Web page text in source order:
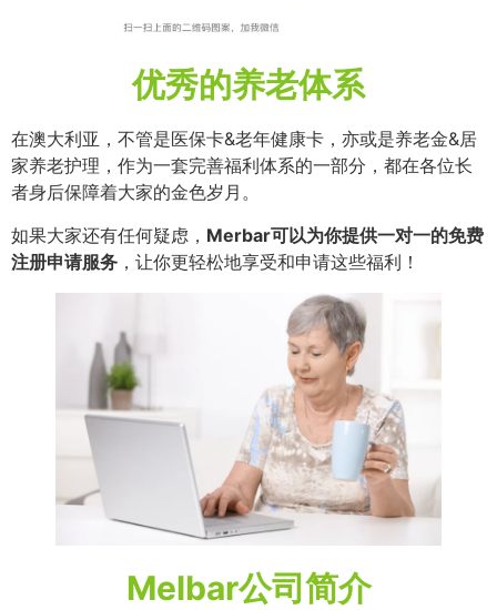
优秀的养老体系
在澳大利亚，不管是医保卡&老年健康卡，亦或是养老金&居
家养老护理，作为一套完善福利体系的一部分，都在各位长
者身后保障着大家的金色岁月。
如果大家还有任何疑虑， Merbar可以为你提供一对一的免费
注册申请服务 ，让你更轻松地享受和申请这些福利！
Melbar公司简介